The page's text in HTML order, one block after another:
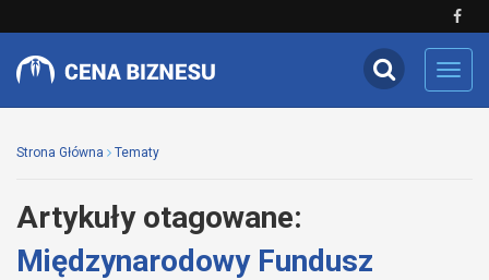
Strona Główna Tematy
Artykuły otagowane:
Międzynarodowy Fundusz